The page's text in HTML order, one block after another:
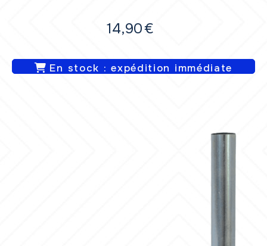
14,90€
En stock : expédition immédiate